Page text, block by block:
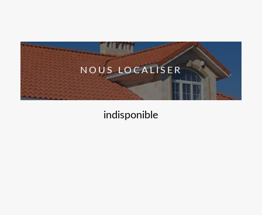
NOUS LOCALISER
indisponible